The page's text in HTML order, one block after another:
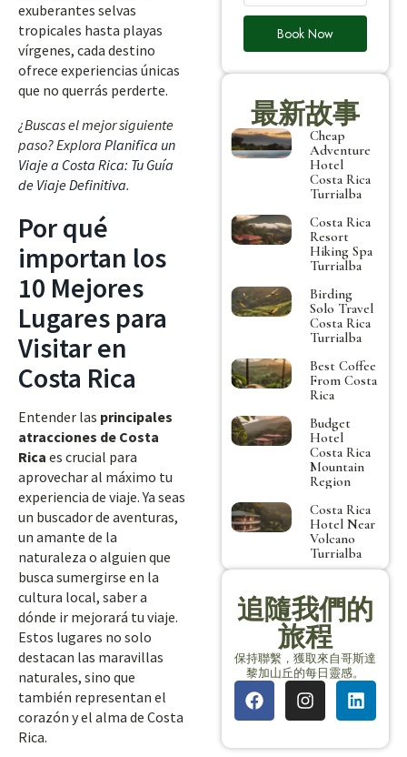
exuberantes selvas
tropicales hasta playas
vírgenes, cada destino
ofrece experiencias únicas
que no querrás perderte.
¿Buscas el mejor siguiente
paso? Explora Planifica un
Viaje a Costa Rica: Tu Guía
de Viaje Definitiva.
Por qué
importan los
10 Mejores
Lugares para
Visitar en
Costa Rica
Entender las principales
atracciones de Costa
Rica es crucial para
aprovechar al máximo tu
experiencia de viaje. Ya seas
un buscador de aventuras,
un amante de la
naturaleza o alguien que
busca sumergirse en la
cultura local, saber a
dónde ir mejorará tu viaje.
Estos lugares no solo
destacan las maravillas
naturales, sino que
también representan el
corazón y el alma de Costa
Rica.
Book Now
最新故事
Cheap
Adventure
Hotel
Costa Rica
Turrialba
Costa Rica
Resort
Hiking Spa
Turrialba
Birding
Solo Travel
Costa Rica
Turrialba
Best Coffee
From Costa
Rica
Budget
Hotel
Costa Rica
Mountain
Region
Costa Rica
Hotel Near
Volcano
Turrialba
追隨我們的
旅程
保持聯繫，獲取來自哥斯達
黎加山丘的每日靈感。